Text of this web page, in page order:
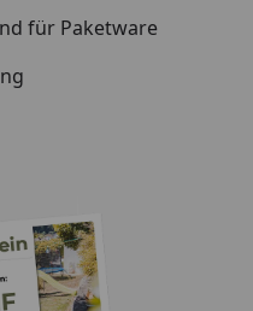
für Paketware